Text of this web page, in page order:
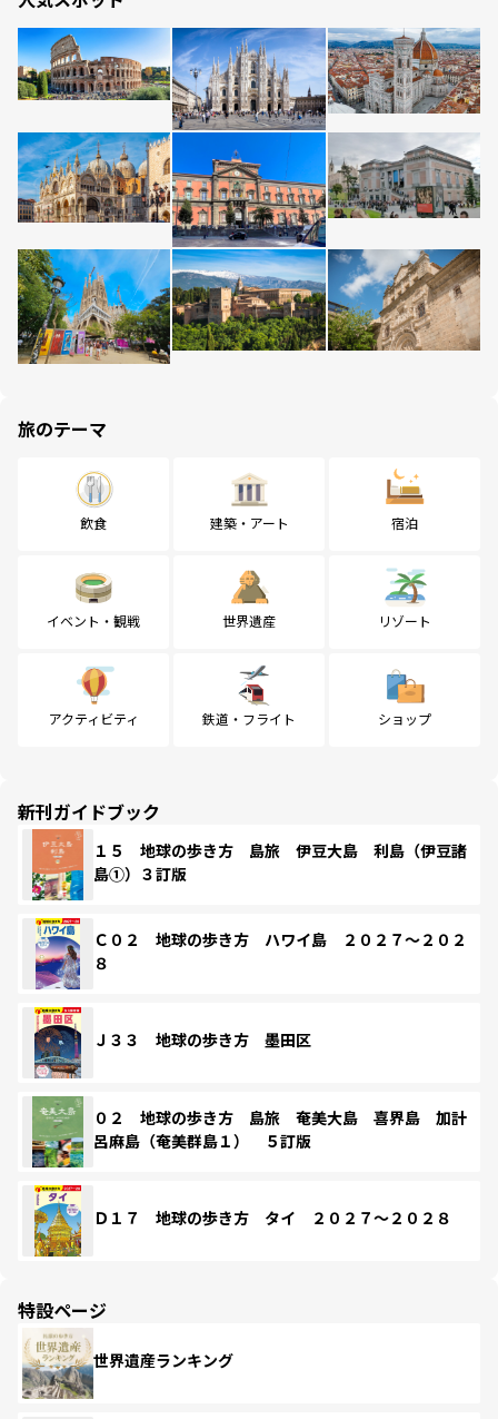
旅のテーマ
飲食 建築・アート 宿泊
イベント・観戦 世界遺産 リゾート
アクティビティ 鉄道・フライト ショップ
新刊ガイドブック
１５ 地球の歩き方 島旅 伊豆大島 利島（伊豆諸
島①）３訂版
Ｃ０２ 地球の歩き方 ハワイ島 ２０２７～２０２
８
Ｊ３３ 地球の歩き方 墨田区
０２ 地球の歩き方 島旅 奄美大島 喜界島 加計
呂麻島（奄美群島１） ５訂版
Ｄ１７ 地球の歩き方 タイ ２０２７～２０２８
特設ページ
世界遺産ランキング